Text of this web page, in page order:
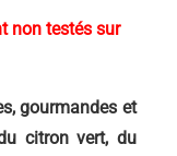
non testés sur
gourmandes et
citron vert, du